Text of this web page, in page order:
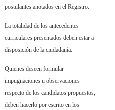
postulantes anotados en el Registro.
La totalidad de los antecedentes
curriculares presentados deben estar a
disposición de la ciudadanía.
Quienes deseen formular
impugnaciones u observaciones
respecto de los candidatos propuestos,
deben hacerlo por escrito en los